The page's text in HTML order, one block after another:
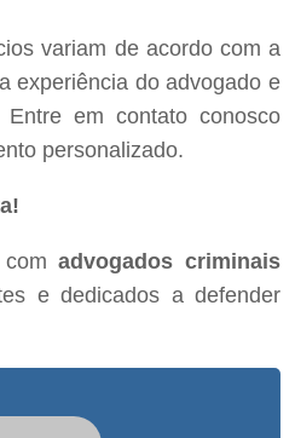
variam de acordo com a
experiência do advogado e
em contato conosco
personalizado.
comadvogados criminais
e dedicados a defender